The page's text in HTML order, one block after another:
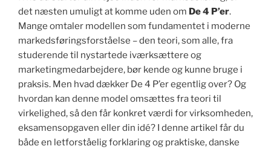
det næsten umuligt at komme uden om De 4 P’er.
Mange omtaler modellen som fundamentet i moderne
markedsføringsforståelse – den teori, som alle, fra
studerende til nystartede iværksættere og
marketingmedarbejdere, bør kende og kunne bruge i
praksis. Men hvad dækker De 4 P’er egentlig over? Og
hvordan kan denne model omsættes fra teori til
virkelighed, så den får konkret værdi for virksomheden,
eksamensopgaven eller din idé? I denne artikel får du
både en letforståelig forklaring og praktiske, danske